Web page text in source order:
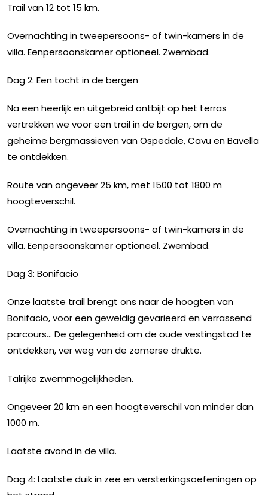
Trail van 12 tot 15 km.
Overnachting in tweepersoons- of twin-kamers in de
villa. Eenpersoonskamer optioneel. Zwembad.
Dag 2: Een tocht in de bergen
Na een heerlijk en uitgebreid ontbijt op het terras
vertrekken we voor een trail in de bergen, om de
geheime bergmassieven van Ospedale, Cavu en Bavella
te ontdekken.
Route van ongeveer 25 km, met 1500 tot 1800 m
hoogteverschil.
Overnachting in tweepersoons- of twin-kamers in de
villa. Eenpersoonskamer optioneel. Zwembad.
Dag 3: Bonifacio
Onze laatste trail brengt ons naar de hoogten van
Bonifacio, voor een geweldig gevarieerd en verrassend
parcours... De gelegenheid om de oude vestingstad te
ontdekken, ver weg van de zomerse drukte.
Talrijke zwemmogelijkheden.
Ongeveer 20 km en een hoogteverschil van minder dan
1000 m.
Laatste avond in de villa.
Dag 4: Laatste duik in zee en versterkingsoefeningen op